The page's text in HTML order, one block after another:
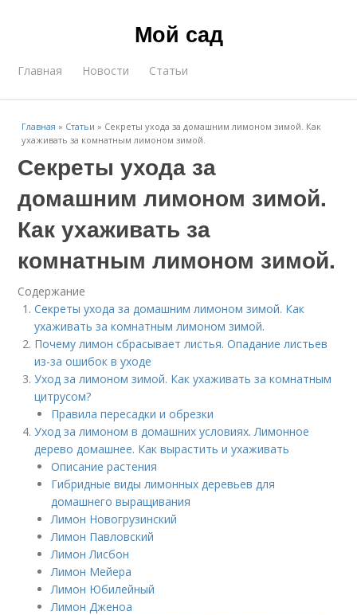
Мой сад
Главная Новости Статьи
Главная » Статьи » Секреты ухода за домашним лимоном зимой. Как
ухаживать за комнатным лимоном зимой.
Секреты ухода за
домашним лимоном зимой.
Как ухаживать за
комнатным лимоном зимой.
Содержание
Секреты ухода за домашним лимоном зимой. Как
ухаживать за комнатным лимоном зимой.
Почему лимон сбрасывает листья. Опадание листьев
из-за ошибок в уходе
Уход за лимоном зимой. Как ухаживать за комнатным
цитрусом?
Правила пересадки и обрезки
Уход за лимоном в домашних условиях. Лимонное
дерево домашнее. Как вырастить и ухаживать
Описание растения
Гибридные виды лимонных деревьев для
домашнего выращивания
Лимон Новогрузинский
Лимон Павловский
Лимон Лисбон
Лимон Мейера
Лимон Юбилейный
Лимон Дженоа